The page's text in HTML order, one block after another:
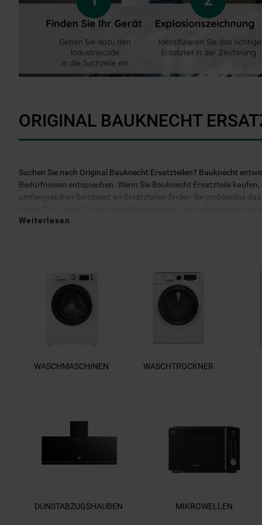
ORIGINAL BAUKNECHT
Suchen Sie nach Original Bauknecht Ersatzteilen? Bauknecht
Bedürfnissen entsprechen. Wenn Sie Bauknecht Ersatzteile
umfangreichen Sortiment an Ersatzteilen finden Sie problemlos
einem Ort. Geben Sie die Modellbezeichnung, den Industriecode
darüber hinaus 2 Jahre Garantie auf das bestellte Ersatzteil.
Weiterlesen
WASCHMASCHINEN WASCHTROCKNER
DUNSTABZUGSHAUBEN MIKROWELLEN